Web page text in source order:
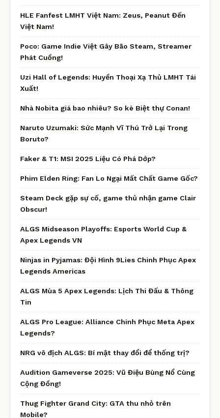
HLE Fanfest LMHT Việt Nam: Zeus, Peanut Đến
Việt Nam!
Poco: Game Indie Việt Gây Bão Steam, Streamer
Phát Cuồng!
Uzi Hall of Legends: Huyền Thoại Xạ Thủ LMHT Tái
Xuất!
Nhà Nobita giá bao nhiêu? So kè Biệt thự Conan!
Naruto Uzumaki: Sức Mạnh Vĩ Thú Trở Lại Trong
Boruto?
Faker & T1: MSI 2025 Liệu Có Phá Dớp?
Phim Elden Ring: Fan Lo Ngại Mất Chất Game Gốc?
Steam Deck gặp sự cố, game thủ nhận game Clair
Obscur!
ALGS Midseason Playoffs: Esports World Cup &
Apex Legends VN
Ninjas in Pyjamas: Đội Hình 9Lies Chinh Phục Apex
Legends Americas
ALGS Mùa 5 Apex Legends: Lịch Thi Đấu & Thông
Tin
ALGS Pro League: Alliance Chinh Phục Meta Apex
Legends?
NRG vô địch ALGS: Bí mật thay đổi để thống trị?
Audition Gameverse 2025: Vũ Điệu Bùng Nổ Cùng
Cộng Đồng!
Thug Fighter Grand City: GTA thu nhỏ trên
Mobile?